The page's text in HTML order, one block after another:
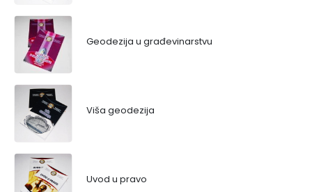
Geodezija u građevinarstvu
Viša geodezija
Uvod u pravo